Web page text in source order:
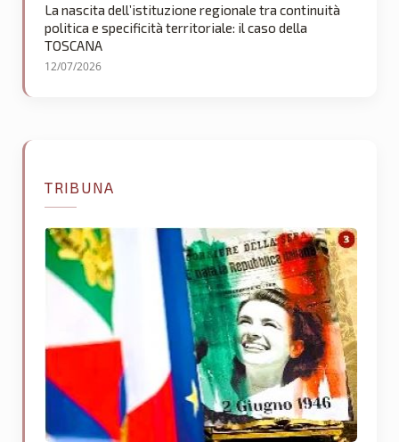
La nascita dell’istituzione regionale tra continuità
politica e specificità territoriale: il caso della
TOSCANA
12/07/2026
TRIBUNA